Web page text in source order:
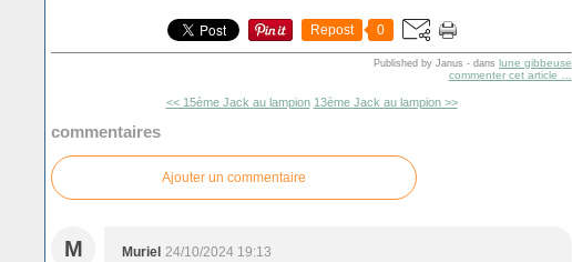
Repost 0
Published by Janus - dans lune gibbeuse
commenter cet article
<< 15ème Jack au lampion 13ème Jack au lampion >>
commentaires
Ajouter un commentaire
M Muriel 24/10/2024 19:13